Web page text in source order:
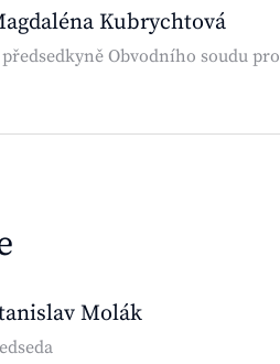
Kubrychtová
Obvodního soudu pro
Molák